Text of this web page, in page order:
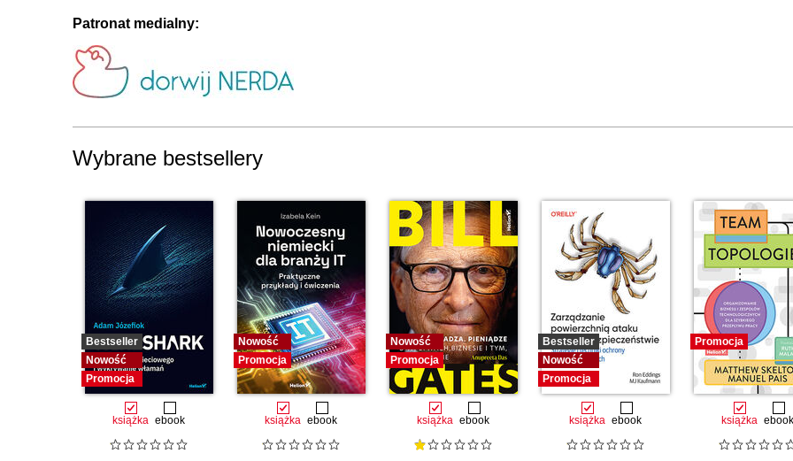
Patronat medialny:
Wybrane bestsellery
Bestseller
Nowość
Promocja
książka ebook
Nowość
Promocja
książka ebook
Nowość
Promocja
książka ebook
Bestseller
Nowość
Promocja
książka ebook
Promocja
książka ebook